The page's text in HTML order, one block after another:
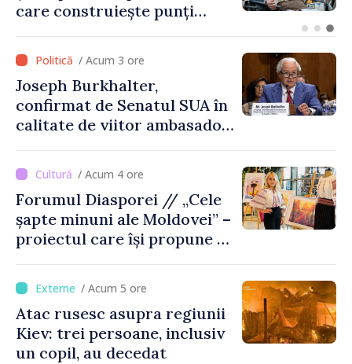
explodat la 100 de metri de
/ Acum 3 ore
Joseph Burkhalter,
confirmat de Senatul SUA în
calitate de viitor ambasador
/ Acum 4 ore
Forumul Diasporei // „Cele
șapte minuni ale Moldovei” –
proiectul care își propune să
de țara de origine
/ Acum 5 ore
Atac rusesc asupra regiunii
Kiev: trei persoane, inclusiv
un copil, au decedat